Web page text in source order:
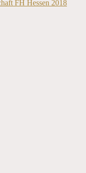
FH Hessen 2018